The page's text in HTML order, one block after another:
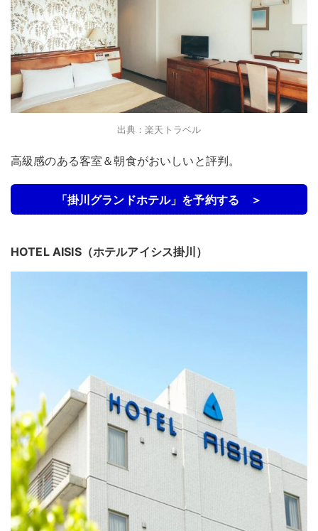
出典：楽天トラベル
高級感のある客室＆朝食がおいしいと評判。
「掛川グランドホテル」を予約する ＞
HOTEL AISIS（ホテルアイシス掛川）